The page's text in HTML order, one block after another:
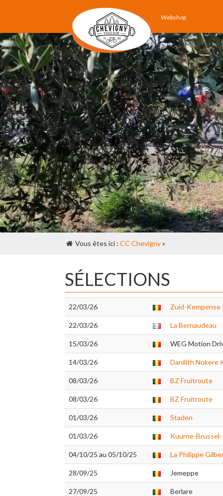
Webshop
Vous êtes ici : CC Chevigny»
SÉLECTIONS
22/03/26 Zuid-Kempense
22/03/26 La Bernaudeau
15/03/26 WEG Motion
14/03/26 Danilith Nokere
08/03/26 BZ Fruitroute
08/03/26 BZ Fruitroute
01/03/26 Staden
01/03/26 Kuurne-
04/10/25 au 05/10/25 La Philippe
28/09/25 Jemeppe
27/09/25 Berlare